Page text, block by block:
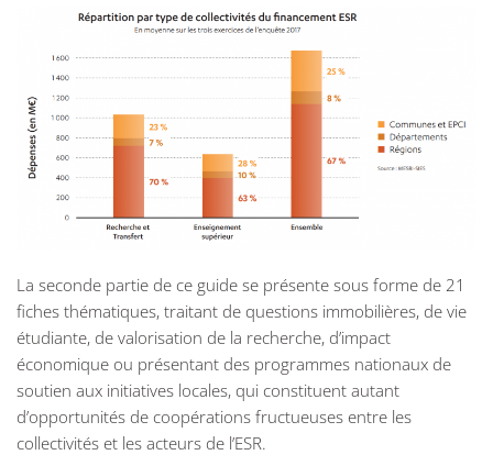
La seconde partie de ce guide se présente sous forme de 21
fiches thématiques, traitant de questions immobilières, de vie
étudiante, de valorisation de la recherche, d’impact
économique ou présentant des programmes nationaux de
soutien aux initiatives locales, qui constituent autant
d’opportunités de coopérations fructueuses entre les
collectivités et les acteurs de l’ESR.